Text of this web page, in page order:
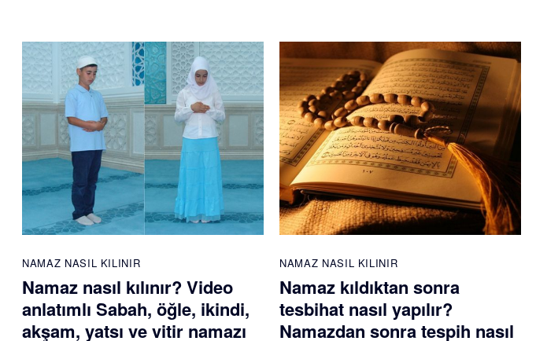
NAMAZ NASIL KILINIR
Namaz nasıl kılınır? Video
anlatımlı Sabah, öğle, ikindi,
akşam, yatsı ve vitir namazı
NAMAZ NASIL KILINIR
Namaz kıldıktan sonra
tesbihat nasıl yapılır?
Namazdan sonra tespih nasıl